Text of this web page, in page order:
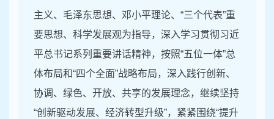
主义、毛泽东思想、邓小平理论、“三个代表”重
要思想、科学发展观为指导，深入学习贯彻习近
平总书记系列重要讲话精神，按照“五位一体”总
体布局和“四个全面”战略布局，深入践行创新、
协调、绿色、开放、共享的发展理念，继续坚持
“创新驱动发展、经济转型升级”，紧紧围绕“提升